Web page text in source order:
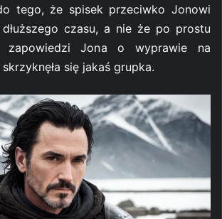
tego, że spisek przeciwko Jonowi
czasu, a nie że po prostu
zapowiedzi Jona o wyprawie na
się jakaś grupka.